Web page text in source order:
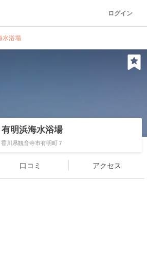
ログイン
水浴場
有明浜海水浴場
香川県観音寺市有明町７
口コミ アクセス